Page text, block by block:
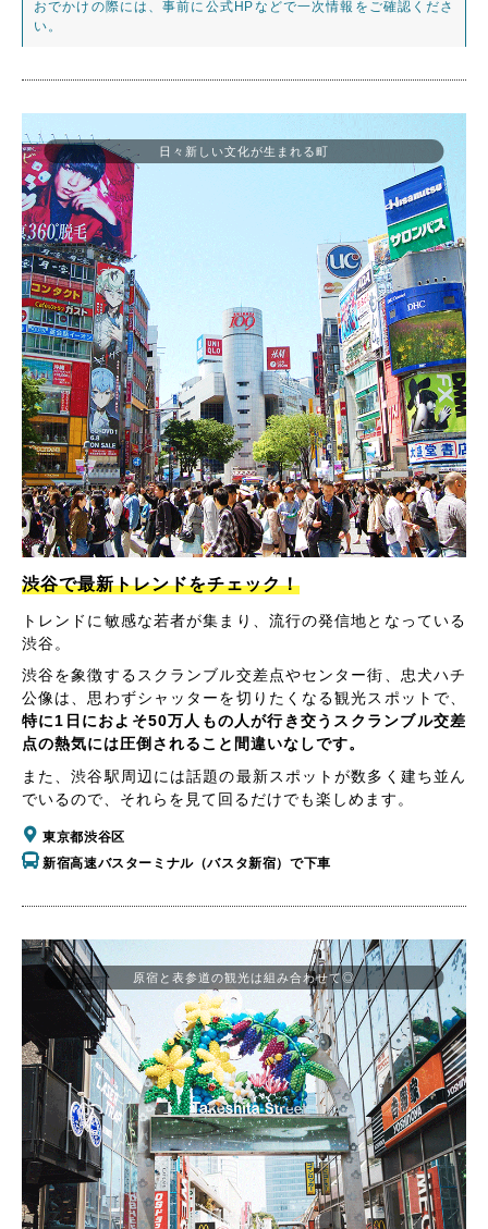
おでかけの際には、事前に公式HPなどで一次情報をご確認くださ
い。
日々新しい文化が生まれる町
渋谷で最新トレンドをチェック！
トレンドに敏感な若者が集まり、流行の発信地となっている
渋谷。
渋谷を象徴するスクランブル交差点やセンター街、忠犬ハチ
公像は、思わずシャッターを切りたくなる観光スポットで、
特に1日におよそ50万人もの人が行き交うスクランブル交差
点の熱気には圧倒されること間違いなしです。
また、渋谷駅周辺には話題の最新スポットが数多く建ち並ん
でいるので、それらを見て回るだけでも楽しめます。
東京都渋谷区
新宿高速バスターミナル（バスタ新宿）で下車
原宿と表参道の観光は組み合わせて◎